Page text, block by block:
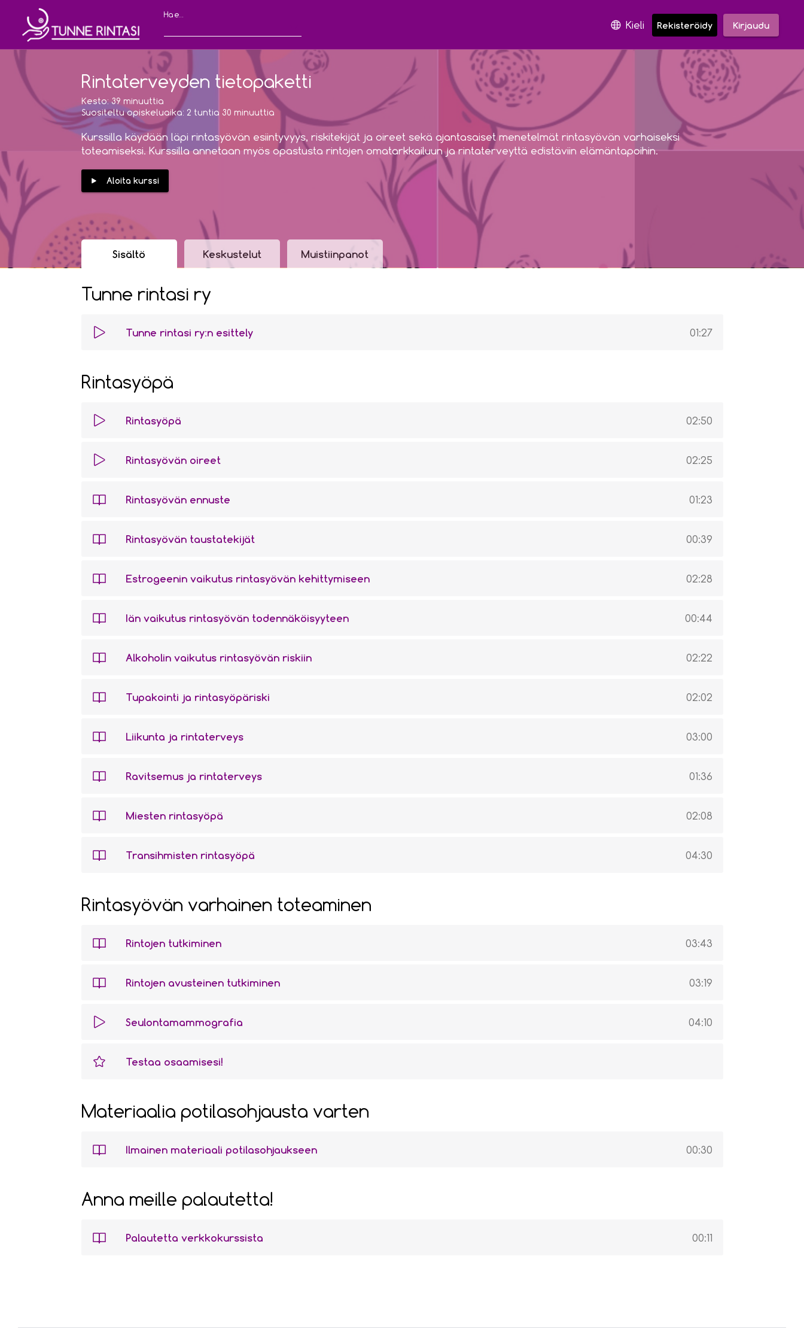
Hae...
Kieli Kirjaudu
Rekisteröidy
Rintaterveyden tietopaketti
Kesto: 39 minuuttia
Suositeltu opiskeluaika: 2 tuntia 30 minuuttia
Kurssilla käydään läpi rintasyövän esiintyvyys, riskitekijät ja oireet sekä ajantasaiset menetelmät rintasyövän varhaiseksi
toteamiseksi. Kurssilla annetaan myös opastusta rintojen omatarkkailuun ja rintaterveyttä edistäviin elämäntapoihin.
Aloita kurssi
Sisältö Keskustelut Muistiinpanot
Tunne rintasi ry
Tunne rintasi ry:n esittely 01:27
Rintasyöpä
Rintasyöpä 02:50
Rintasyövän oireet 02:25
Rintasyövän ennuste 01:23
Rintasyövän taustatekijät 00:39
Estrogeenin vaikutus rintasyövän kehittymiseen 02:28
Iän vaikutus rintasyövän todennäköisyyteen 00:44
Alkoholin vaikutus rintasyövän riskiin 02:22
Tupakointi ja rintasyöpäriski 02:02
Liikunta ja rintaterveys 03:00
Ravitsemus ja rintaterveys 01:36
Miesten rintasyöpä 02:08
Transihmisten rintasyöpä 04:30
Rintasyövän varhainen toteaminen
Rintojen tutkiminen 03:43
Rintojen avusteinen tutkiminen 03:19
Seulontamammografia 04:10
Testaa osaamisesi!
Materiaalia potilasohjausta varten
Ilmainen materiaali potilasohjaukseen 00:30
Anna meille palautetta!
Palautetta verkkokurssista 00:11